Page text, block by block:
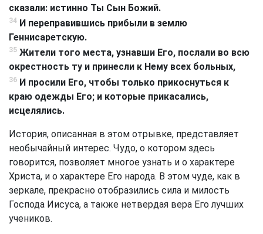
сказали: истинно Ты Сын Божий.
34 И переправившись прибыли в землю
Геннисаретскую.
35 Жители того места, узнавши Его, послали во всю
окрестность ту и принесли к Нему всех больных,
36 И просили Его, чтобы только прикоснуться к
краю одежды Его; и которые прикасались,
исцелялись.
История, описанная в этом отрывке, представляет
необычайный интерес. Чудо, о котором здесь
говорится, позволяет многое узнать и о характере
Христа, и о характере Его народа. В этом чуде, как в
зеркале, прекрасно отобразились сила и милость
Господа Иисуса, а также нетвердая вера Его лучших
учеников.